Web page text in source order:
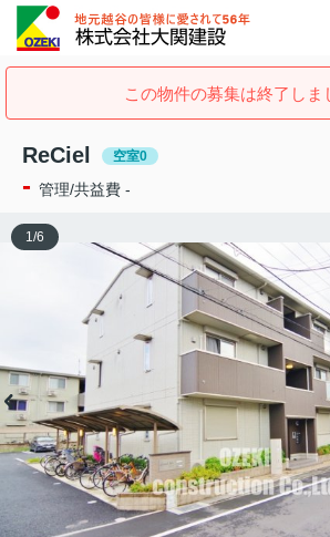
この物件の募集は終了しま
ReCiel 空室0
- 管理/共益費 -
1/6